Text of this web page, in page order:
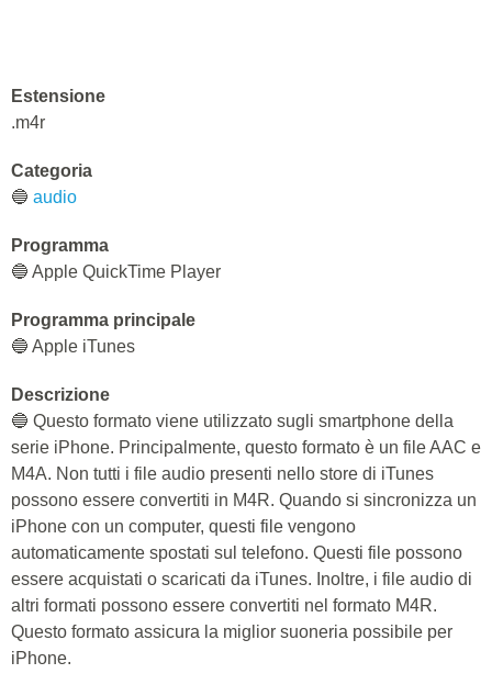
Estensione
.m4r
Categoria
🔵 audio
Programma
🔵 Apple QuickTime Player
Programma principale
🔵 Apple iTunes
Descrizione
🔵 Questo formato viene utilizzato sugli smartphone della
serie iPhone. Principalmente, questo formato è un file AAC e
M4A. Non tutti i file audio presenti nello store di iTunes
possono essere convertiti in M4R. Quando si sincronizza un
iPhone con un computer, questi file vengono
automaticamente spostati sul telefono. Questi file possono
essere acquistati o scaricati da iTunes. Inoltre, i file audio di
altri formati possono essere convertiti nel formato M4R.
Questo formato assicura la miglior suoneria possibile per
iPhone.